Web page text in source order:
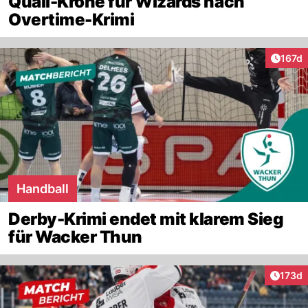
Overtime-Krimi
167d
Handball
Derby-Krimi endet mit klarem Sieg
für Wacker Thun
173d